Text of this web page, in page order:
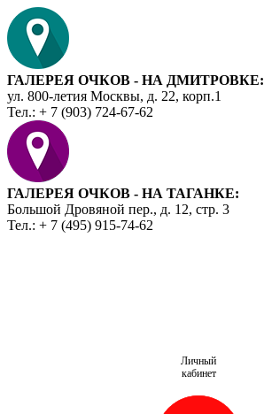
ГАЛЕРЕЯ ОЧКОВ - НА ДМИТРОВКЕ:
ул. 800-летия Москвы, д. 22, корп.1
Тел.: + 7 (903) 724-67-62
ГАЛЕРЕЯ ОЧКОВ - НА ТАГАНКЕ:
Большой Дровяной пер., д. 12, стр. 3
Тел.: + 7 (495) 915-74-62
Личный
кабинет